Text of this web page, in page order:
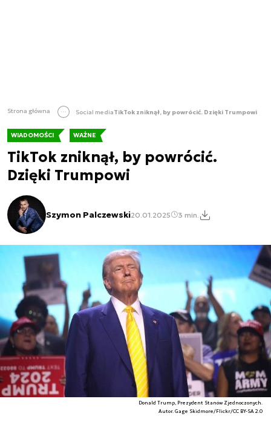
Strona główna Social mediaTikTok zniknął, by powrócić. Dzięki Trumpowi
WIADOMOŚCI WAŻNE
TikTok zniknął, by powrócić.
Dzięki Trumpowi
Szymon Palczewski20.01.2025 3 min.
Donald Trump, Prezydent Stanów Zjednoczonych.
Autor. Gage Skidmore/Flickr/CC BY-SA 2.0